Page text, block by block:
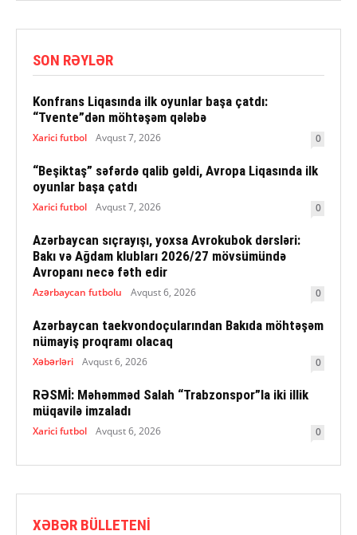
SON RƏYLƏR
Konfrans Liqasında ilk oyunlar başa çatdı:
“Tvente”dən möhtəşəm qələbə
Xarici futbol Avqust 7, 2026 0
“Beşiktaş” səfərdə qalib gəldi, Avropa Liqasında ilk
oyunlar başa çatdı
Xarici futbol Avqust 7, 2026 0
Azərbaycan sıçrayışı, yoxsa Avrokubok dərsləri:
Bakı və Ağdam klubları 2026/27 mövsümündə
Avropanı necə fəth edir
Azərbaycan futbolu Avqust 6, 2026 0
Azərbaycan taekvondoçularından Bakıda möhtəşəm
nümayiş proqramı olacaq
Xəbərləri Avqust 6, 2026 0
RƏSMİ: Məhəmməd Salah “Trabzonspor”la iki illik
müqavilə imzaladı
Xarici futbol Avqust 6, 2026 0
XƏBƏR BÜLLETENI